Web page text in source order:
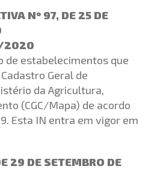
Nº 97, DE 25 DE
2020
de estabelecimentos que
Geral de
da Agricultura,
(CGC/Mapa) de acordo
Esta IN entra em vigor em
29 DE SETEMBRO DE